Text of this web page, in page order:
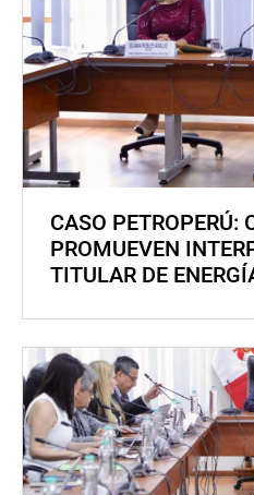
CASO PETROPERÚ:
PROMUEVEN
TITULAR DE